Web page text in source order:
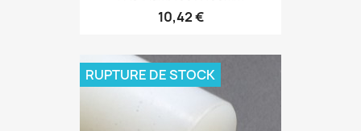
10,42 €
RUPTURE DE STOCK